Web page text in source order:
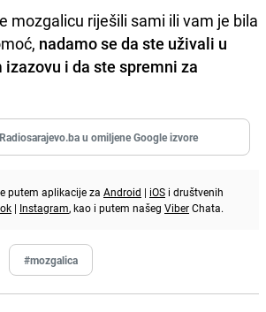
mozgalicu riješili sami ili vam je bila
nadamo se da ste uživali u
i da ste spremni za
u omiljene Google izvore
putem aplikacije za Android | iOS i društvenih
| Instagram, kao i putem našeg ViberChata.
#mozgalica